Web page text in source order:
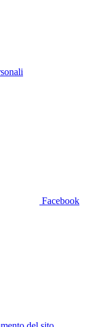
Facebook